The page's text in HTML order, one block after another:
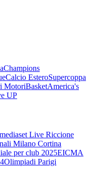
Champions
Calcio EsteroSupercoppa
MotoriBasketAmerica's
UP
Live Riccione
Milano Cortina
per club 2025EICMA
Olimpiadi Parigi